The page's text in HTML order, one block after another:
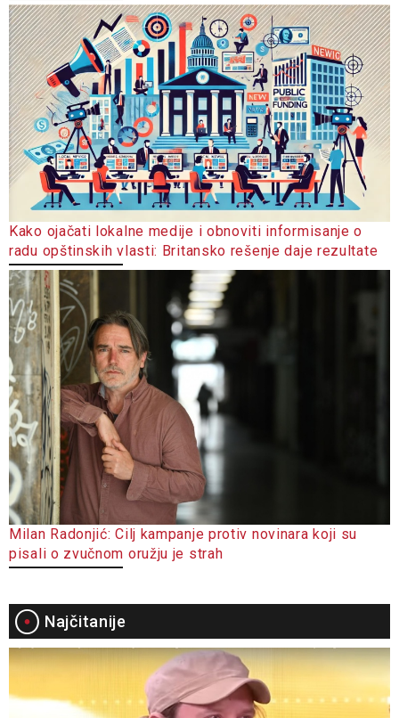
Kako ojačati lokalne medije i obnoviti informisanje o
radu opštinskih vlasti: Britansko rešenje daje rezultate
Milan Radonjić: Cilj kampanje protiv novinara koji su
pisali o zvučnom oružju je strah
Najčitanije